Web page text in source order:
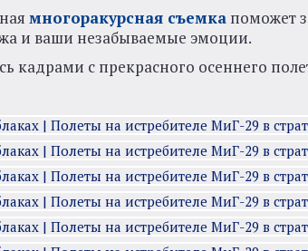
многоракурсная съемка поможет
и ваши незабываемые эмоции.
кадрами с прекрасного осеннего